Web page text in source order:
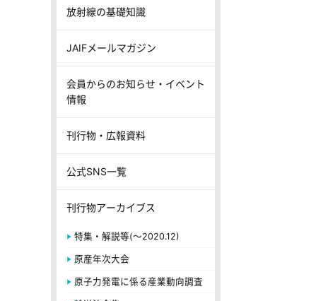
放射線の基礎知識
JAIFメールマガジン
会員からのお知らせ・イベント
情報
刊行物・広報資料
公式SNS一覧
刊行物アーカイブス
特集・解説等(～2020.12)
原産年次大会
原子力発電に係る産業動向調査